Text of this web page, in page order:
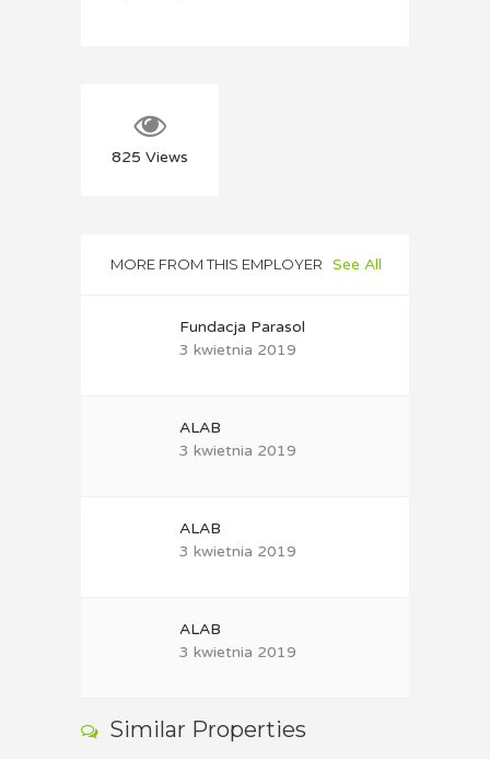
825 Views
MORE FROM THIS EMPLOYER See All
Fundacja Parasol
3 kwietnia 2019
ALAB
3 kwietnia 2019
ALAB
3 kwietnia 2019
ALAB
3 kwietnia 2019
Similar Properties